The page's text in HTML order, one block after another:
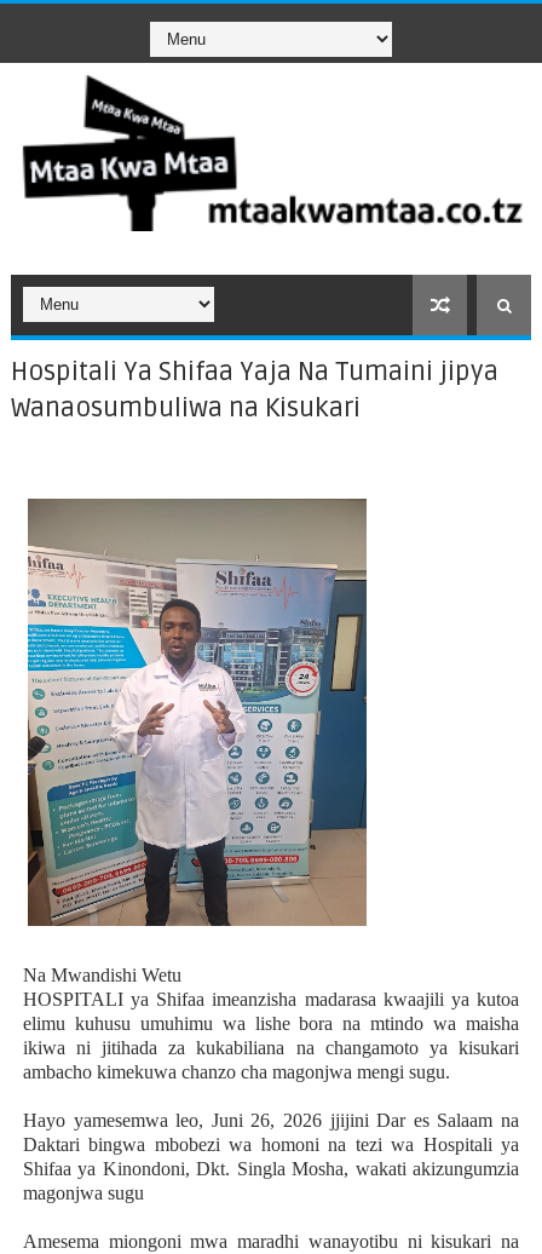
Hospitali Ya Shifaa Yaja Na Tumaini jipya
Wanaosumbuliwa na Kisukari
Na Mwandishi Wetu
HOSPITALI ya Shifaa imeanzisha madarasa kwaajili ya kutoa
elimu kuhusu umuhimu wa lishe bora na mtindo wa maisha
ikiwa ni jitihada za kukabiliana na changamoto ya kisukari
ambacho kimekuwa chanzo cha magonjwa mengi sugu.
Hayo yamesemwa leo, Juni 26, 2026 jjijini Dar es Salaam na
Daktari bingwa mbobezi wa homoni na tezi wa Hospitali ya
Shifaa ya Kinondoni, Dkt. Singla Mosha, wakati akizungumzia
magonjwa sugu
Amesema miongoni mwa maradhi wanayotibu ni kisukari na